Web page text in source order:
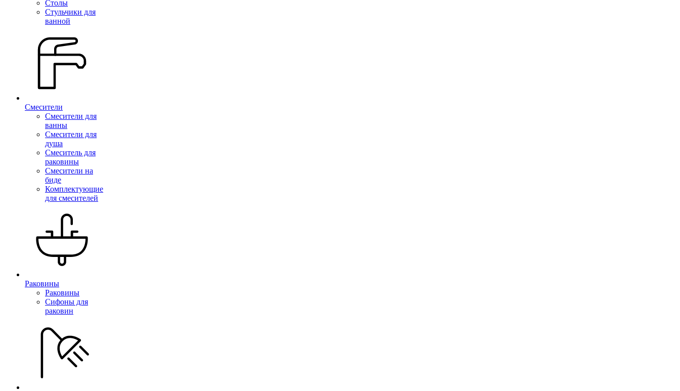
Столы
Стульчики для
ванной
Смесители
Смесители для
ванны
Смесители для
душа
Смеситель для
раковины
Смесители на
биде
Комплектующие
для смесителей
Раковины
Раковины
Сифоны для
раковин